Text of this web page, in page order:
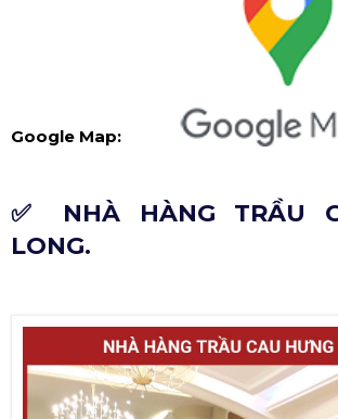
Google Map:
✅ NHÀ HÀNG TRẦU
LONG.